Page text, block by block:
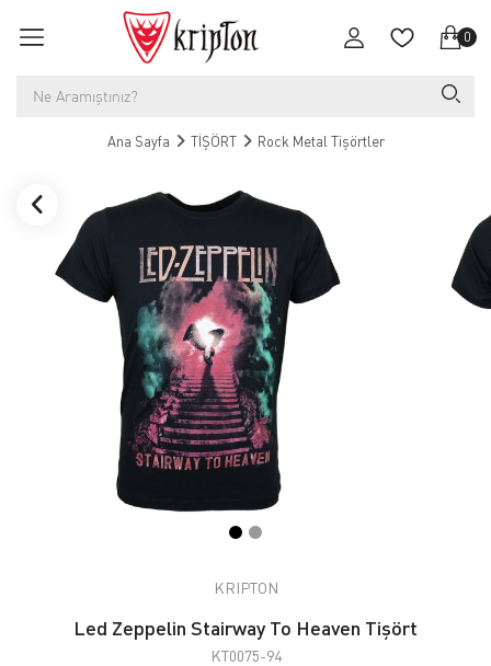
0
Ana Sayfa TİŞÖRT Rock Metal Tişörtler
KRIPTON
Led Zeppelin Stairway To Heaven Tişört
KT0075-94